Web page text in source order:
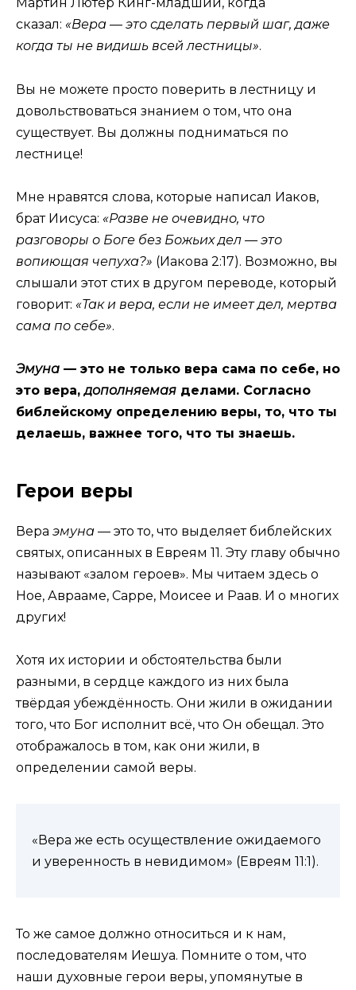
Мартин Лютер Кинг-младший, когда
сказал: «Вера — это сделать первый шаг, даже
когда ты не видишь всей лестницы».
Вы не можете просто поверить в лестницу и
довольствоваться знанием о том, что она
существует. Вы должны подниматься по
лестнице!
Мне нравятся слова, которые написал Иаков,
брат Иисуса: «Разве не очевидно, что
разговоры о Боге без Божьих дел — это
вопиющая чепуха?» (Иакова 2:17). Возможно, вы
слышали этот стих в другом переводе, который
говорит: «Так и вера, если не имеет дел, мертва
сама по себе».
Эмуна — это не только вера сама по себе, но
это вера,дополняемая делами. Согласно
библейскому определению веры, то, что ты
делаешь, важнее того, что ты знаешь.
Герои веры
Вера эмуна — это то, что выделяет библейских
святых, описанных в Евреям 11. Эту главу обычно
называют «залом героев». Мы читаем здесь о
Ное, Аврааме, Сарре, Моисее и Раав. И о многих
других!
Хотя их истории и обстоятельства были
разными, в сердце каждого из них была
твёрдая убеждённость. Они жили в ожидании
того, что Бог исполнит всё, что Он обещал. Это
отображалось в том, как они жили, в
определении самой веры.
«Вера же есть осуществление ожидаемого
и уверенность в невидимом» (Евреям 11:1).
То же самое должно относиться и к нам,
последователям Иешуа. Помните о том, что
наши духовные герои веры, упомянутые в